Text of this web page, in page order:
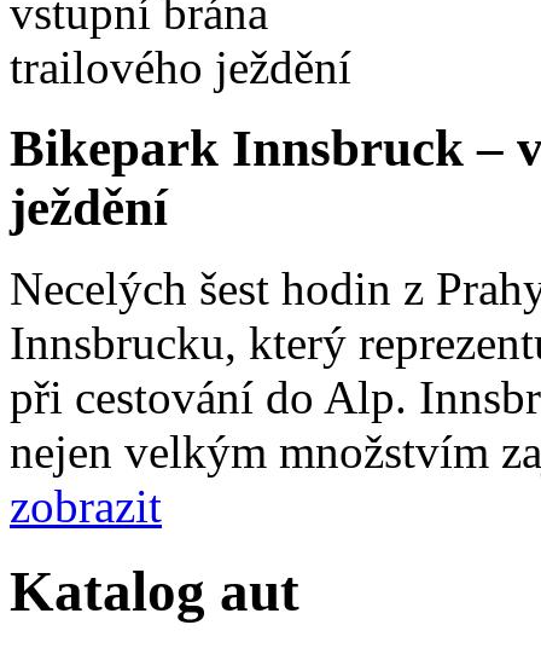
Alta Badia – po
trailů
Alta Badia patří mezi
nejen díky své scenérii,
horských stezek a trailů,
milovníkům horské
zobrazit
Katalog aut